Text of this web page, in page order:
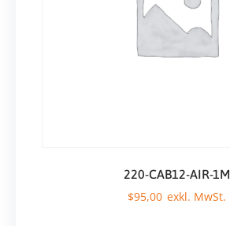
220-CAB12-AIR-1M
$95,00